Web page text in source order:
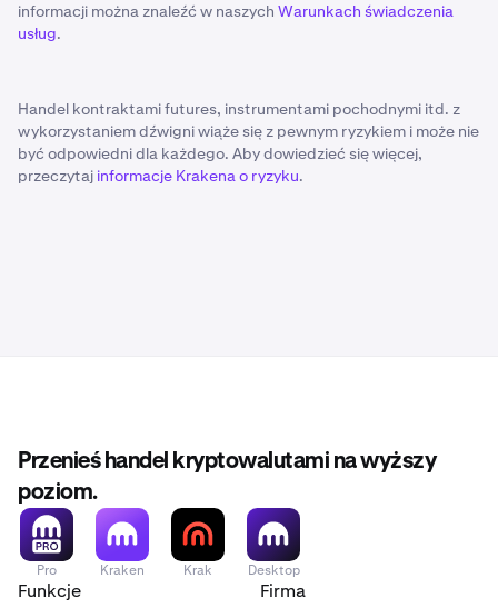
informacji można znaleźć w naszych Warunkach świadczenia
usług.
Handel kontraktami futures, instrumentami pochodnymi itd. z
wykorzystaniem dźwigni wiąże się z pewnym ryzykiem i może nie
być odpowiedni dla każdego. Aby dowiedzieć się więcej,
przeczytaj informacje Krakena o ryzyku.
Przenieś handel kryptowalutami na wyższy
poziom.
Pro Kraken Krak Desktop
Funkcje Firma